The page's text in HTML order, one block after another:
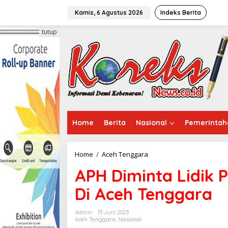
a
k
e
Kamis, 6 Agustus 2026 Indeks Berita
Home Berita Nasional
tutup
Home / Aceh Tenggara
H
D
i
m
APH Diminta Lidik
Di Aceh Tenggara
Admin
13 Juni 2023
Aceh Tenggara Nasional